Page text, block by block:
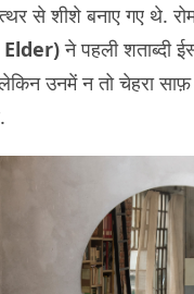
से शीशे बनाए गए थे.
ने पहली शताब्दी
उनमें न तो चेहरा